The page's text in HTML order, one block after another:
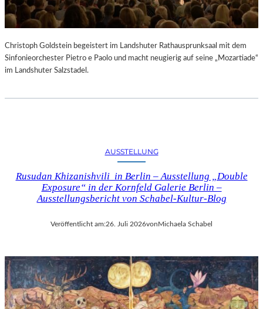
Christoph Goldstein begeistert im Landshuter Rathausprunksaal mit dem
Sinfonieorchester Pietro e Paolo und macht neugierig auf seine „Mozartiade“
im Landshuter Salzstadel.
AUSSTELLUNG
Rusudan Khizanishvili in Berlin – Ausstellung „Double
Exposure“ in der Kornfeld Galerie Berlin –
Ausstellungsbericht von Schabel-Kultur-Blog
Veröffentlicht am:26. Juli 2026von Michaela Schabel